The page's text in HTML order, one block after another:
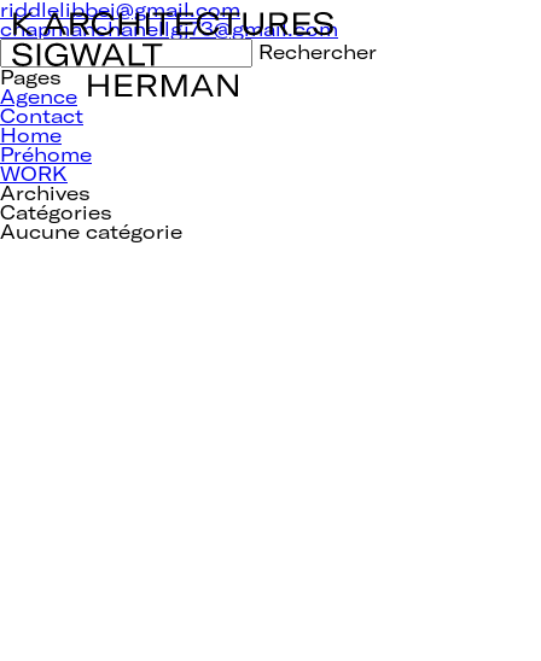
Navigation
de
l’article
riddlelibbei@gmail.com
chapmanchanellgj73@gmail.com
Rechercher :
Pages
Agence
Contact
Home
Préhome
WORK
Archives
Catégories
Aucune catégorie